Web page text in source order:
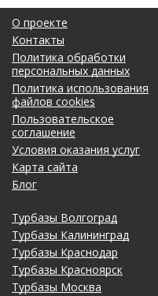
О проекте
Контакты
Политика обработки
персональных данных
Политика использования
файлов cookies
Пользовательское
соглашение
Условия оказания услуг
Карта сайта
Блог
Турбазы Волгоград
Турбазы Калининград
Турбазы Краснодар
Турбазы Красноярск
Турбазы Москва